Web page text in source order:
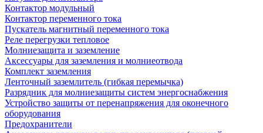
Контактор модульный
Контактор переменного тока
Пускатель магнитный переменного тока
Реле перегрузки тепловое
Молниезащита и заземление
Аксессуары для заземления и молниеотвода
Комплект заземления
Ленточный заземлитель (гибкая перемычка)
Разрядник для молниезащиты систем энергоснабжения
Устройство защиты от перенапряжения для оконечного
оборудования
Предохранители